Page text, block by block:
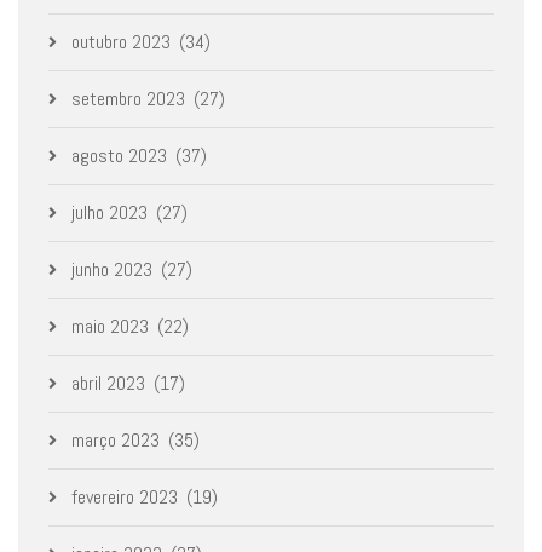
outubro 2023 (34)
setembro 2023 (27)
agosto 2023 (37)
julho 2023 (27)
junho 2023 (27)
maio 2023 (22)
abril 2023 (17)
março 2023 (35)
fevereiro 2023 (19)